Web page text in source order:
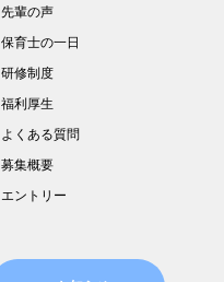
先輩の声
保育士の一日
研修制度
福利厚生
よくある質問
募集概要
エントリー